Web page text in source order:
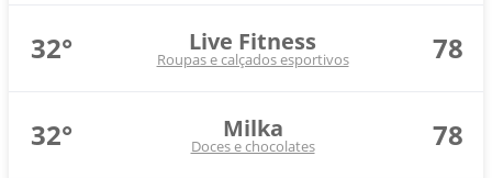
32° Live Fitness
Roupas e calçados esportivos 78
32° Milka
Doces e chocolates 78